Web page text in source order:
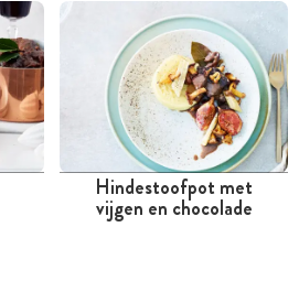
Meer dan 1 uur
Hindestoofpot met
vijgen en chocolade